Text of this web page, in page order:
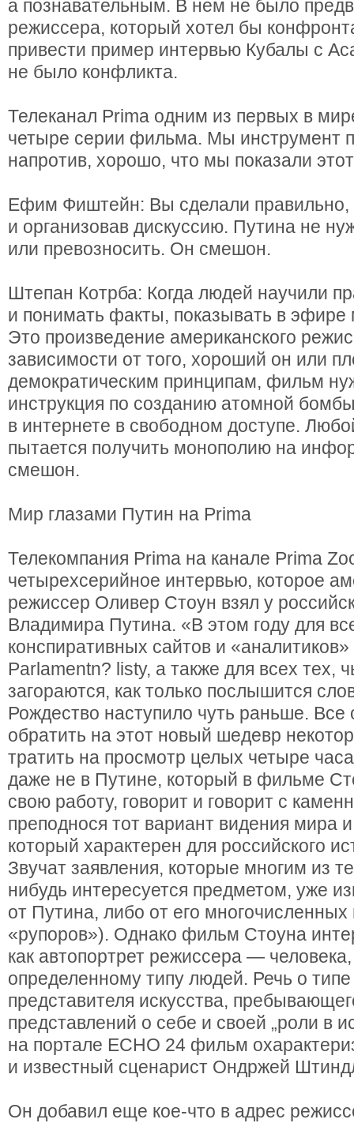
а познавательным. В нем не было
режиссера, который хотел бы
привести пример интервью Кубалы с
не было конфликта.
Телеканал Prima одним из первых в
четыре серии фильма. Мы инструмент
напротив, хорошо, что мы показали
Ефим Фиштейн: Вы сделали правильно,
и организовав дискуссию. Путина не
или превозносить. Он смешон.
Штепан Котрба: Когда людей научили
и понимать факты, показывать в эфире
Это произведение американского
зависимости от того, хороший он или
демократическим принципам, фильм
инструкция по созданию атомной
в интернете в свободном доступе.
пытается получить монополию на
смешон.
Мир глазами Путин на Primа
Телекомпания Primа на канале Prima
четырехсерийное интервью, которое
режиссер Оливер Стоун взял у
Владимира Путина. «В этом году для
конспиративных сайтов и
Parlamentn? listу, а также для всех тех,
загораются, как только послышится
Рождество наступило чуть раньше. Все
обратить на этот новый шедевр
тратить на просмотр целых четыре
даже не в Путине, который в фильме
свою работу, говорит и говорит с
преподнося тот вариант видения мира
который характерен для российского
Звучат заявления, которые многим из
нибудь интересуется предметом, уже
от Путина, либо от его
«рупоров»). Однако фильм Стоуна
как автопортрет режиссера —
определенному типу людей. Речь о типе
представителя искусства,
представлений о себе и своей „роли в
на портале ECHO 24 фильм
и известный сценарист Ондржей
Он добавил еще кое-что в адрес